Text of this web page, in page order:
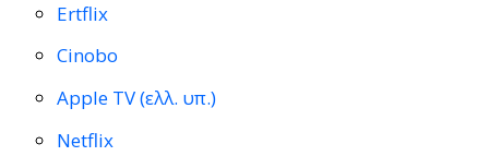
Ertflix
Cinobo
Apple TV (ελλ. υπ.)
Netflix